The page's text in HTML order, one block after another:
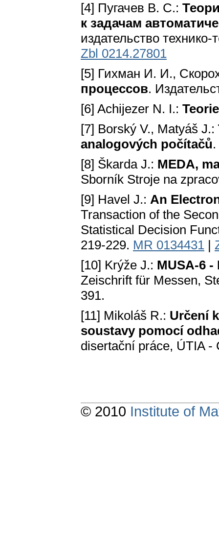
[4] Пугачев В. С.:
к задачам
издательство
Zbl 0214.27801
[5] Гихман И. И.,
процессов.
[6] Achijezer N. I.:
[7] Borský V., Matyáš J.:
analogových počítačů
[8] Škarda J.: MЕDA,
Sborník Stroje na
[9] Havel J.: An
Transaction of the
Statistical Decision
219-229. MR 0134431 |
[10] Krýže J.: MUSA-6
Zeischrift für Messen,
391.
[11] Mikoláš R.: Určení
soustavy pomocí
disertační práce, ÚTIA -
© 2010 Institute of